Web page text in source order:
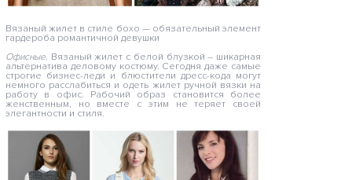
Вязаный жилет в стиле бохо — обязательный элемент
гардероба романтичной девушки
Офисные. Вязаный жилет с белой блузкой – шикарная
альтернатива деловому костюму. Сегодня даже самые
строгие бизнес-леди и блюстители дресс-кода могут
немного расслабиться и одеть жилет ручной вязки на
работу в офис. Рабочий образ становится более
женственным, но вместе с этим не теряет своей
элегантности и стиля.